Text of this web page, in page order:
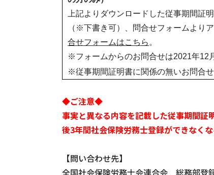
上記よりダウンロードした従事期間証
（※下書き可）、問合せフォームより
合せフォームはこちら 。
※フォームからのお問合せは2021年12
※従事期間証明書に関係の無いお問合
◆ご注意◆
事実と異なる内容を記載した従事期間証
後3年間社会保険労務士登録ができなくな
【問い合わせ先】
全国社会保険労務士会連合会 総務部登